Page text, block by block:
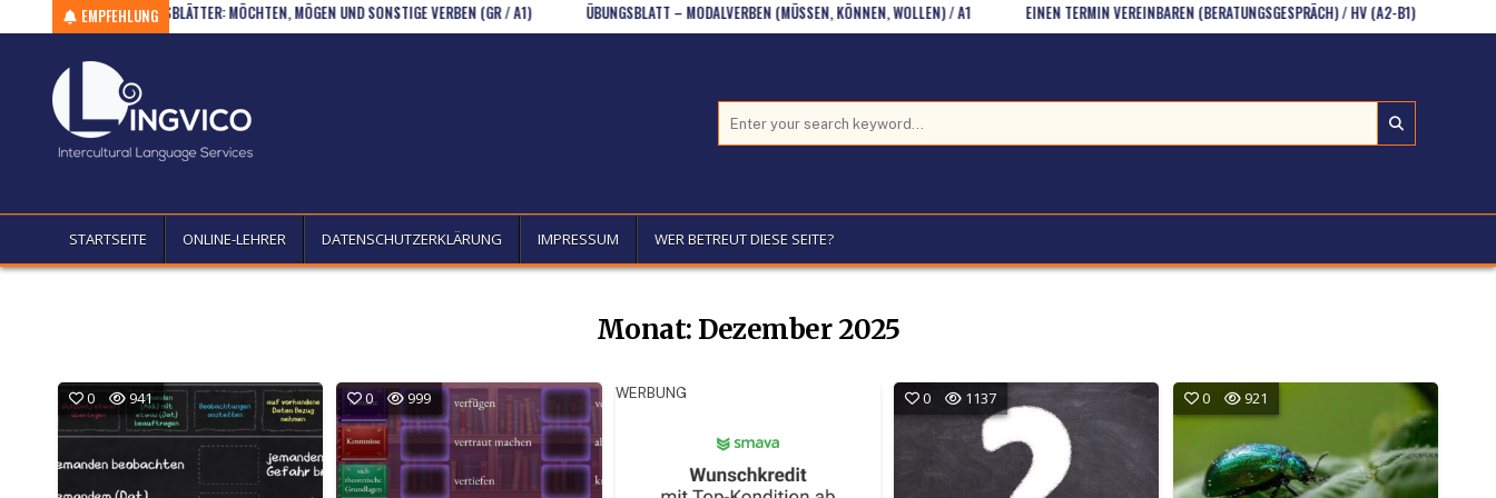
Skip to contentEMPFEHLUNG
ÜBUNGSBLÄTTER: MÖCHTEN, MÖGEN UND SONSTIGE VERBEN (GR / A1) ÜBUNGSBLATT – MODALVERBEN (MÜSSEN, KÖNNEN, WOLLEN) / A1 EINEN TERMIN VEREINBAREN (BERATUNGSGESPRÄCH) / HV (A2-B1) MAN, EINEN,
STARTSEITE ONLINE-LEHRER DATENSCHUTZERKLÄRUNG IMPRESSUM WER BETREUT DIESE SEITE?
Monat: Dezember 2025
0 941 0 999 WERBUNG 0 1137 0 921